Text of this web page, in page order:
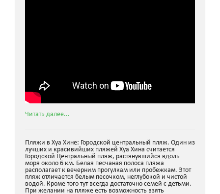
Читать далее...
Пляжи в Хуа Хине: Городской центральный пляж. Один из
лучших и красивийших пляжей Хуа Хина считается
Городской Центральный пляж, растянувшийся вдоль
моря около 6 км. Белая песчаная полоса пляжа
располагает к вечерним прогулкам или пробежкам. Этот
пляж отличается белым песочком, неглубокой и чистой
водой. Кроме того тут всегда достаточно семей с детьми.
При желании на пляже есть возможность взять